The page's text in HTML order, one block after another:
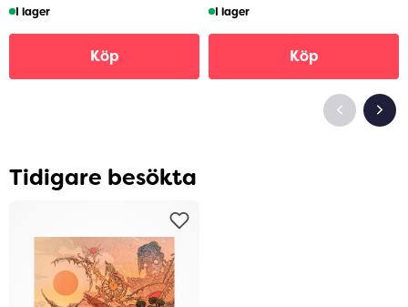
I lager
Köp
I lager
Köp
Tidigare besökta